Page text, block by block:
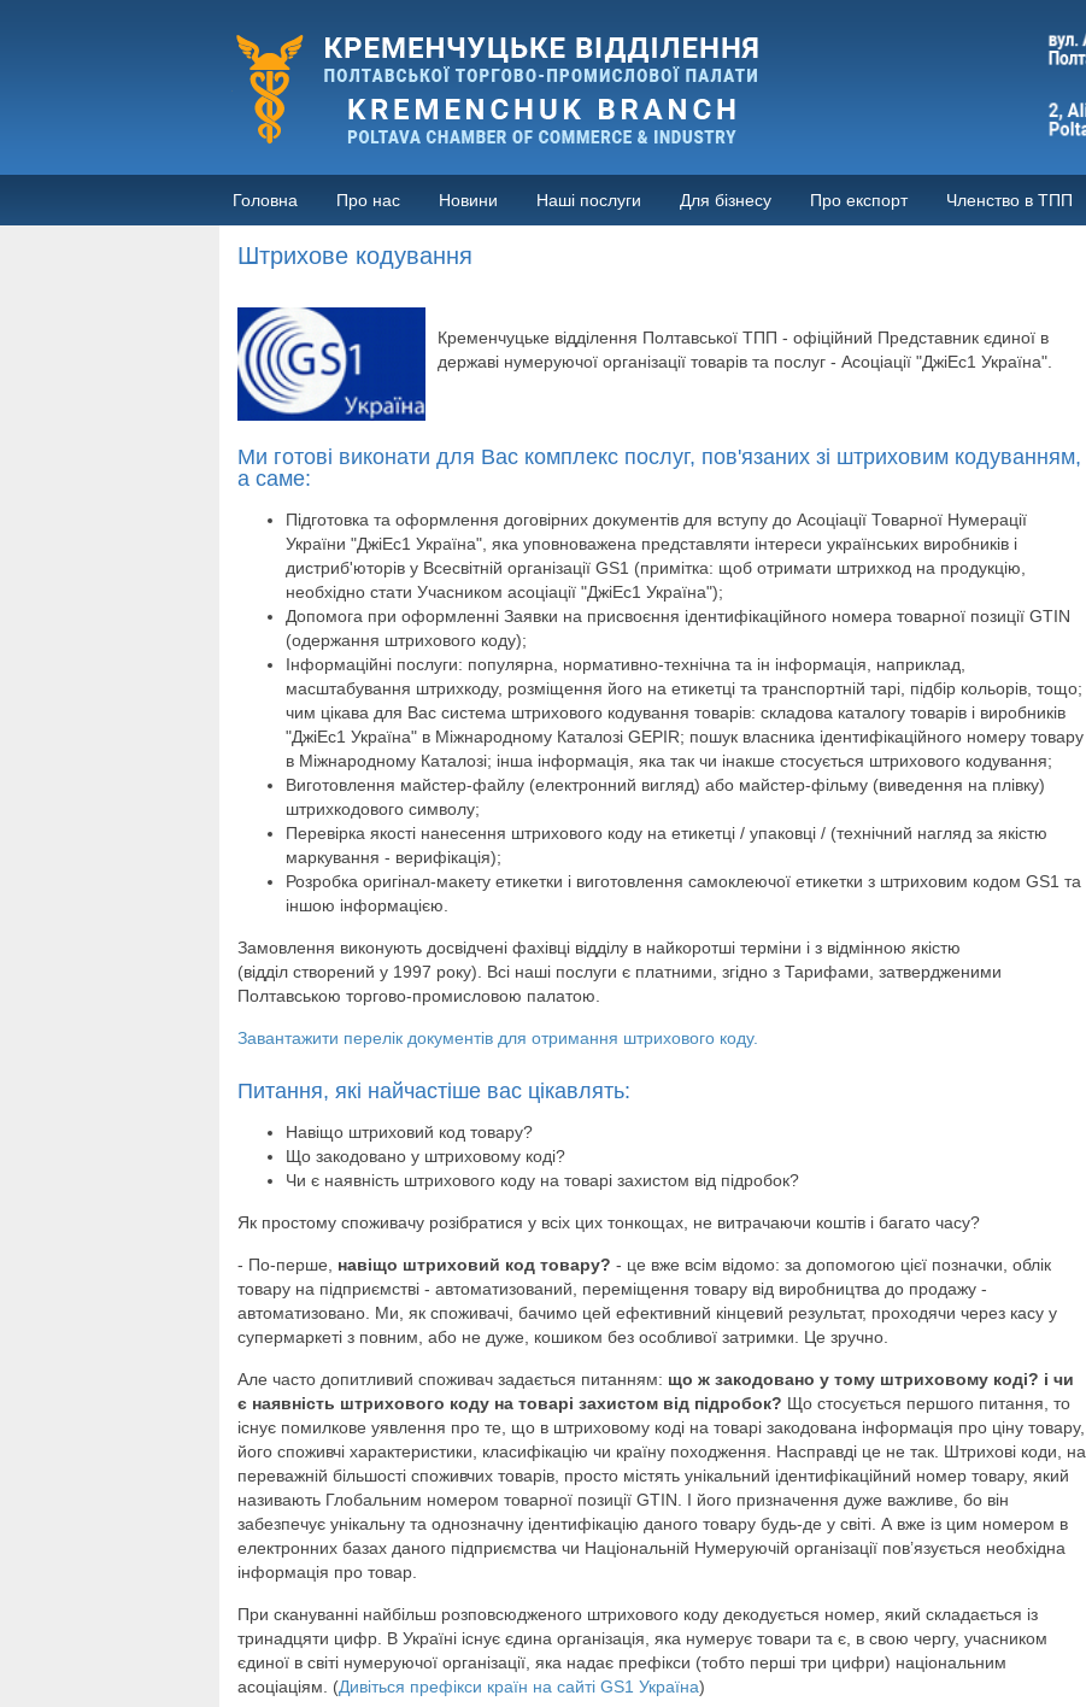
Головна Про нас Новини Наші послуги Для бізнесу Про експорт Членство в ТПП
Штрихове кодування
Кременчуцьке відділення Полтавської ТПП - офіційний Представник єдиної в
державі нумеруючої організації товарів та послуг - Асоціації "ДжіЕс1 Україна".
Ми готові виконати для Вас комплекс послуг, пов'язаних зі штриховим кодуванням,
а саме:
Підготовка та оформлення договірних документів для вступу до Асоціації Товарної Нумерації
України "ДжіЕс1 Україна", яка уповноважена представляти інтереси українських виробників і
дистриб'юторів у Всесвітній організації GS1 (примітка: щоб отримати штрихкод на продукцію,
необхідно стати Учасником асоціації "ДжіЕс1 Україна");
Допомога при оформленні Заявки на присвоєння ідентифікаційного номера товарної позиції GTIN
(одержання штрихового коду);
Інформаційні послуги: популярна, нормативно-технічна та ін інформація, наприклад,
масштабування штрихкоду, розміщення його на етикетці та транспортній тарі, підбір кольорів, тощо;
чим цікава для Вас система штрихового кодування товарів: складова каталогу товарів і виробників
"ДжіЕс1 Україна" в Міжнародному Каталозі GEPIR; пошук власника ідентифікаційного номеру товару
в Міжнародному Каталозі; інша інформація, яка так чи інакше стосується штрихового кодування;
Виготовлення майстер-файлу (електронний вигляд) або майстер-фільму (виведення на плівку)
штрихкодового символу;
Перевірка якості нанесення штрихового коду на етикетці / упаковці / (технічний нагляд за якістю
маркування - верифікація);
Розробка оригінал-макету етикетки і виготовлення самоклеючої етикетки з штриховим кодом GS1 та
іншою інформацією.
Замовлення виконують досвідчені фахівці відділу в найкоротші терміни і з відмінною якістю
(відділ створений у 1997 року). Всі наші послуги є платними, згідно з Тарифами, затвердженими
Полтавською торгово-промисловою палатою.
Завантажити перелік документів для отримання штрихового коду.
Питання, які найчастіше вас цікавлять:
Навіщо штриховий код товару?
Що закодовано у штриховому коді?
Чи є наявність штрихового коду на товарі захистом від підробок?
Як простому споживачу розібратися у всіх цих тонкощах, не витрачаючи коштів і багато часу?
- По-перше, навіщо штриховий код товару? - це вже всім відомо: за допомогою цієї позначки, облік
товару на підприємстві - автоматизований, переміщення товару від виробництва до продажу -
автоматизовано. Ми, як споживачі, бачимо цей ефективний кінцевий результат, проходячи через касу у
супермаркеті з повним, або не дуже, кошиком без особливої затримки. Це зручно.
Але часто допитливий споживач задається питанням: що ж закодовано у тому штриховому коді? і чи
є наявність штрихового коду на товарі захистом від підробок? Що стосується першого питання, то
існує помилкове уявлення про те, що в штриховому коді на товарі закодована інформація про ціну товару,
його споживчі характеристики, класифікацію чи країну походження. Насправді це не так. Штрихові коди, на
переважній більшості споживчих товарів, просто містять унікальний ідентифікаційний номер товару, який
називають Глобальним номером товарної позиції GTIN. І його призначення дуже важливе, бо він
забезпечує унікальну та однозначну ідентифікацію даного товару будь-де у світі. А вже із цим номером в
електронних базах даного підприємства чи Національній Нумеруючій організації пов’язується необхідна
інформація про товар.
При скануванні найбільш розповсюдженого штрихового коду декодується номер, який складається із
тринадцяти цифр. В Україні існує єдина організація, яка нумерує товари та є, в свою чергу, учасником
єдиної в світі нумеруючої організації, яка надає префікси (тобто перші три цифри) національним
асоціаціям. (Дивіться префікси країн на сайті GS1 Україна)